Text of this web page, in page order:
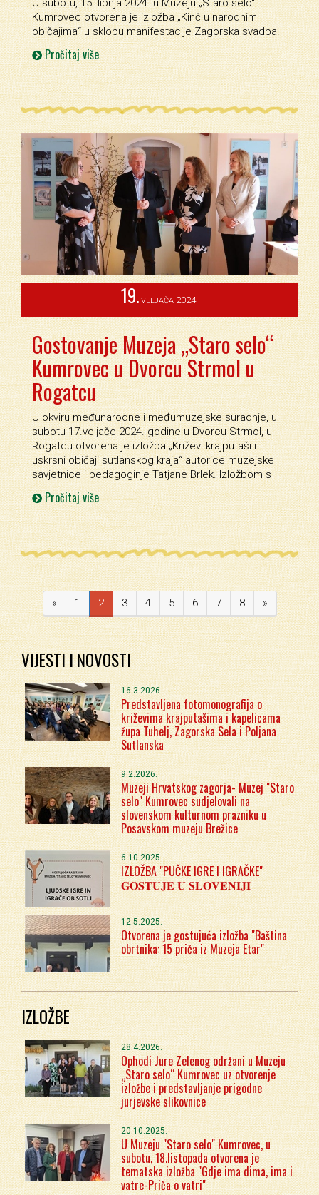
U subotu, 15. lipnja 2024. u Muzeju „Staro selo“
Kumrovec otvorena je izložba „Kinč u narodnim
običajima“ u sklopu manifestacije Zagorska svadba.
Pročitaj više
19. VELJAČA 2024.
Gostovanje Muzeja „Staro selo“
Kumrovec u Dvorcu Strmol u
Rogatcu
U okviru međunarodne i međumuzejske suradnje, u
subotu 17.veljače 2024. godine u Dvorcu Strmol, u
Rogatcu otvorena je izložba „Križevi krajputaši i
uskrsni običaji sutlanskog kraja“ autorice muzejske
savjetnice i pedagoginje Tatjane Brlek. Izložbom s
Pročitaj više
« 1 2 3 4 5 6 7 8 »
VIJESTI I NOVOSTI
16.3.2026.
Predstavljena fotomonografija o
križevima krajputašima i kapelicama
župa Tuhelj, Zagorska Sela i Poljana
Sutlanska
9.2.2026.
Muzeji Hrvatskog zagorja- Muzej "Staro
selo" Kumrovec sudjelovali na
slovenskom kulturnom prazniku u
Posavskom muzeju Brežice
6.10.2025.
IZLOŽBA "PUČKE IGRE I IGRAČKE"
𝐆𝐎𝐒𝐓𝐔𝐉𝐄 𝐔 𝐒𝐋𝐎𝐕𝐄𝐍𝐈𝐉𝐈
12.5.2025.
Otvorena je gostujuća izložba "Baština
obrtnika: 15 priča iz Muzeja Etar"
IZLOŽBE
28.4.2026.
Ophodi Jure Zelenog održani u Muzeju
„Staro selo“ Kumrovec uz otvorenje
izložbe i predstavljanje prigodne
jurjevske slikovnice
20.10.2025.
U Muzeju "Staro selo" Kumrovec, u
subotu, 18.listopada otvorena je
tematska izložba "Gdje ima dima, ima i
vatre-Priča o vatri"